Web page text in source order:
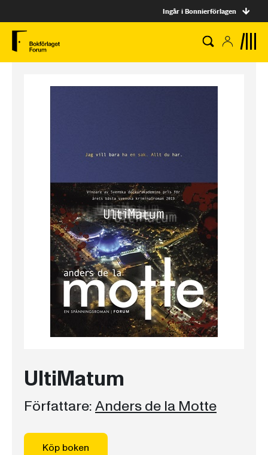
Ingår i Bonnierförlagen
UltiMatum
Författare:Anders de la Motte
Köp boken